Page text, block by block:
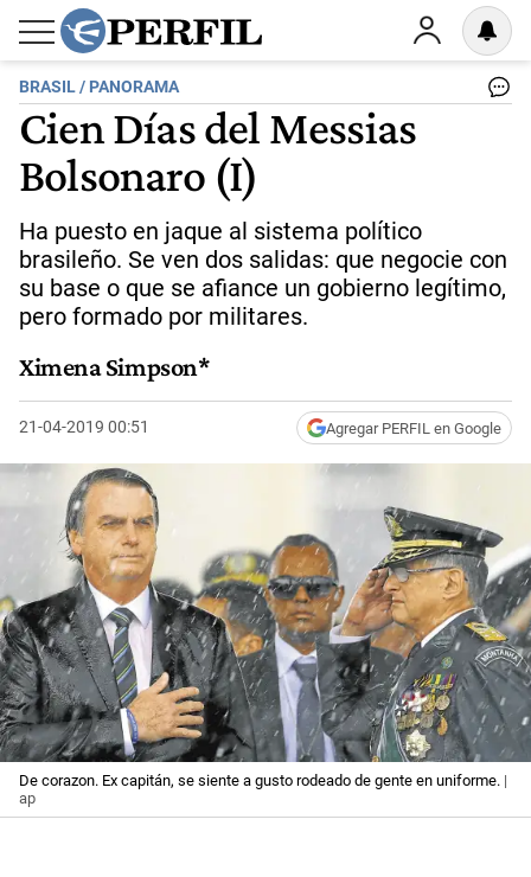
BRASIL / PANORAMA
Cien Días del Messias
Bolsonaro (I)
Ha puesto en jaque al sistema político
brasileño. Se ven dos salidas: que negocie con
su base o que se afiance un gobierno legítimo,
pero formado por militares.
Ximena Simpson*
21-04-2019 00:51 Agregar PERFIL en Google
De corazon. Ex capitán, se siente a gusto rodeado de gente en uniforme. |
ap